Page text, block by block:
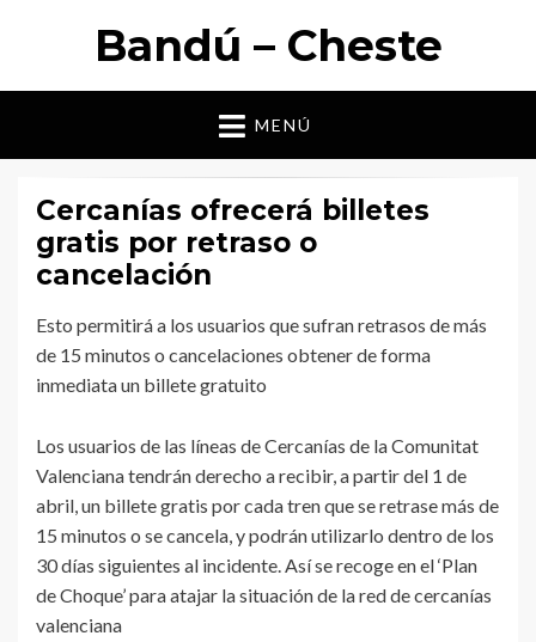
Bandú – Cheste
MENÚ
Cercanías ofrecerá billetes
gratis por retraso o
cancelación
Esto permitirá a los usuarios que sufran retrasos de más
de 15 minutos o cancelaciones obtener de forma
inmediata un billete gratuito
Los usuarios de las líneas de Cercanías de la Comunitat
Valenciana tendrán derecho a recibir, a partir del 1 de
abril, un billete gratis por cada tren que se retrase más de
15 minutos o se cancela, y podrán utilizarlo dentro de los
30 días siguientes al incidente. Así se recoge en el ‘Plan
de Choque’ para atajar la situación de la red de cercanías
valenciana